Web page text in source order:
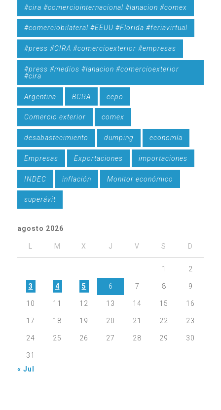
#cira #comerciointernacional #lanacion #comex
#comerciobilateral #EEUU #Florida #feriavirtual
#press #CIRA #comercioexterior #empresas
#press #medios #lanacion #comercioexterior
#cira
Argentina BCRA cepo
Comercio exterior comex
desabastecimiento dumping economía
Empresas Exportaciones importaciones
INDEC inflación Monitor económico
superávit
agosto 2026
L M X J V S D
1 2
3 4 5 6 7 8 9
10 11 12 13 14 15 16
17 18 19 20 21 22 23
24 25 26 27 28 29 30
31
« Jul